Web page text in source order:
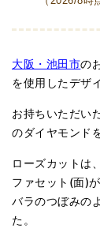
大阪・池田市の
を使用したデザ
お持ちいただい
のダイヤモンド
ローズカットは
ファセット(面)
バラのつぼみの
た。